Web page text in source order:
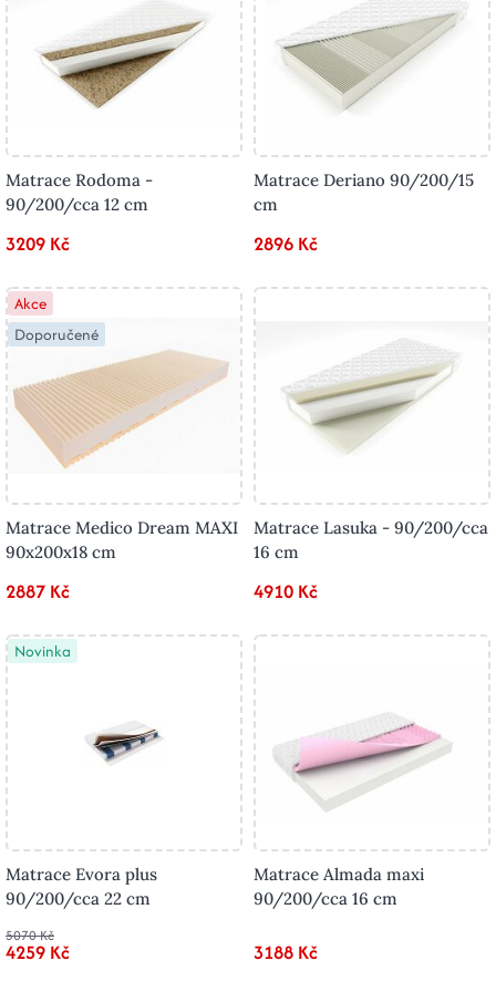
Matrace Rodoma -
90/200/cca 12 cm
3209 Kč
Matrace Deriano 90/200/15
cm
2896 Kč
Akce
Doporučené
Matrace Medico Dream MAXI
90x200x18 cm
2887 Kč
Matrace Lasuka - 90/200/cca
16 cm
4910 Kč
Novinka
Matrace Evora plus
90/200/cca 22 cm
5070 Kč
4259 Kč
Matrace Almada maxi
90/200/cca 16 cm
3188 Kč